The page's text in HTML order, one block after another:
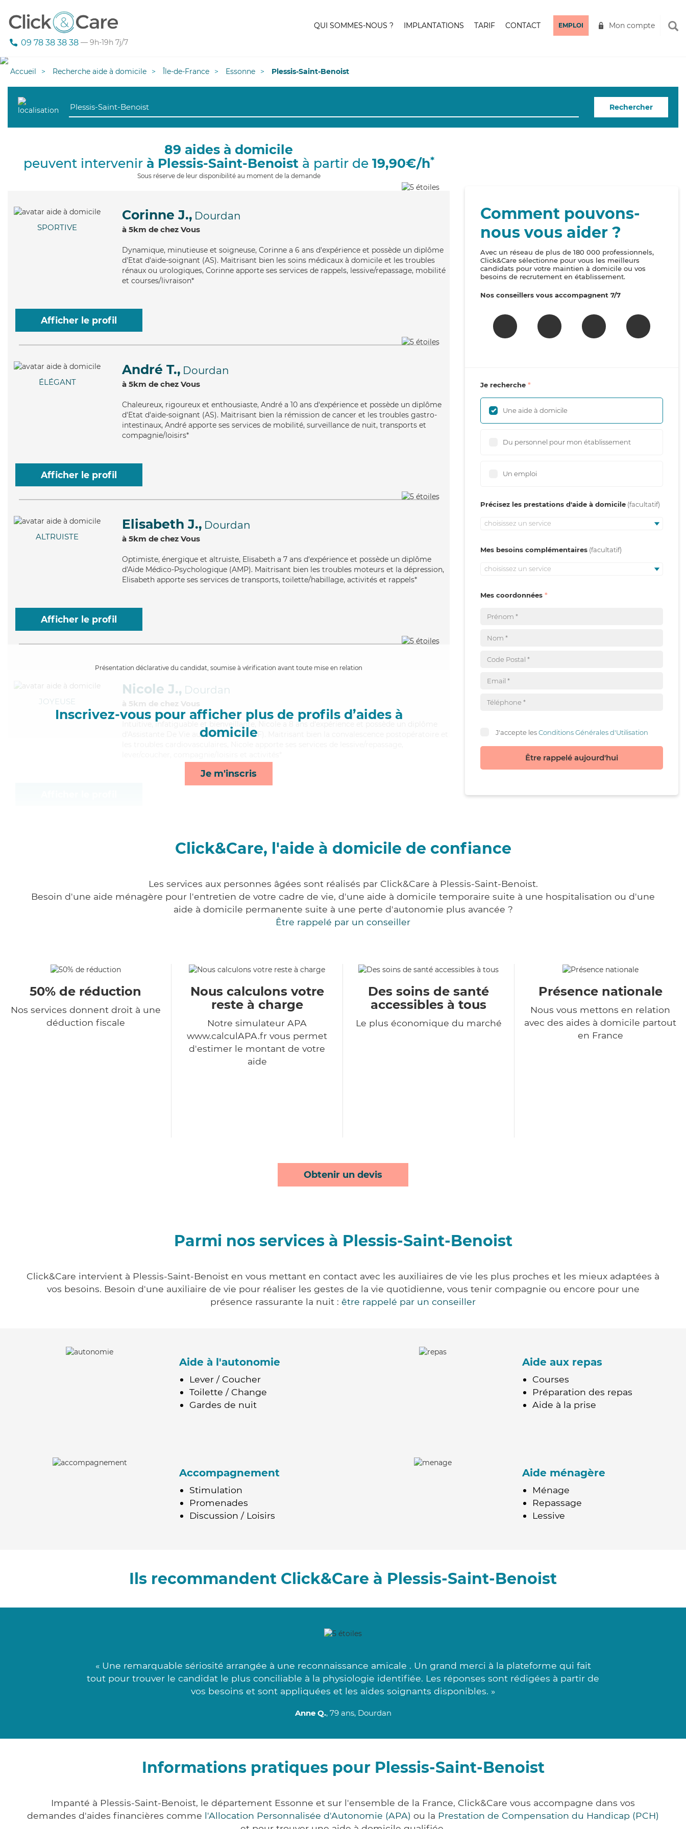
09 78 38 38 38 — 9h-19h 7j/7
QUI SOMMES-NOUS ? IMPLANTATIONS TARIF CONTACT EMPLOI Mon compte
Accueil Recherche aide à domicile Île-de-France Essonne Plessis-Saint-Benoist
Rechercher
89 aides à domicile
peuvent intervenir à Plessis-Saint-Benoistà partir de 19,90€/h*
Sous réserve de leur disponibilité au moment de la demande
SPORTIVE
Corinne J., Dourdan
à 5km de chez Vous
Dynamique, minutieuse et soigneuse, Corinne a 6 ans d'expérience et possède un diplôme
d'Etat d'aide-soignant (AS). Maitrisant bien les soins médicaux à domicile et les troubles
rénaux ou urologiques, Corinne apporte ses services de rappels, lessive/repassage, mobilité
et courses/livraison*
Afficher le profil
ÉLÉGANT
André T., Dourdan
à 5km de chez Vous
Chaleureux, rigoureux et enthousiaste, André a 10 ans d'expérience et possède un diplôme
d'Etat d'aide-soignant (AS). Maitrisant bien la rémission de cancer et les troubles gastro-
intestinaux, André apporte ses services de mobilité, surveillance de nuit, transports et
compagnie/loisirs*
Afficher le profil
ALTRUISTE
Elisabeth J., Dourdan
à 5km de chez Vous
Optimiste, énergique et altruiste, Elisabeth a 7 ans d'expérience et possède un diplôme
d'Aide Médico-Psychologique (AMP). Maitrisant bien les troubles moteurs et la dépression,
Elisabeth apporte ses services de transports, toilette/habillage, activités et rappels*
Afficher le profil
Présentation déclarative du candidat, soumise à vérification avant toute mise en relation
Inscrivez-vous pour afficher plus de profils d’aides à
domicile
Je m'inscris
JOYEUSE
Nicole J., Dourdan
à 5km de chez Vous
, infatiguable et bienveillante, Nicole a 8 ans d'expérience et possède un diplôme
d'Assistante De Vie aux Familles (ADVF). Maitrisant bien la convalescence postopératoire et
Comment pouvons-
nous vous aider ?
Avec un réseau de plus de 180 000 professionnels,
Click&Care sélectionne pour vous les meilleurs
candidats pour votre maintien à domicile ou vos
besoins de recrutement en établissement.
Nos conseillers vous accompagnent 7/7
Je recherche
Une aide à domicile
Du personnel pour mon établissement
Un emploi
Précisez les prestations d'aide à domicile
choisissez un service
Mes besoins complémentaires
choisissez un service
Mes coordonnées
J'accepte lesConditions Générales d'Utilisation
Être rappelé aujourd'hui
Click&Care, l'aide à domicile de confiance
Les services aux personnes âgées sont réalisés par Click&Care à Plessis-Saint-Benoist.
Besoin d'une aide ménagère pour l'entretien de votre cadre de vie, d'une aide à domicile temporaire suite à une hospitalisation ou d'une
aide à domicile permanente suite à une perte d'autonomie plus avancée ?
Être rappelé par un conseiller
50% de réduction
Nos services donnent droit à une
déduction fiscale
Nous calculons votre
reste à charge
Notre simulateur APA
www.calculAPA.fr vous permet
d'estimer le montant de votre
aide
Des soins de santé
accessibles à tous
Le plus économique du marché
Présence nationale
Nous vous mettons en relation
avec des aides à domicile partout
en France
Obtenir un devis
Parmi nos services à Plessis-Saint-Benoist
Click&Care intervient à Plessis-Saint-Benoist en vous mettant en contact avec les auxiliaires de vie les plus proches et les mieux adaptées à
vos besoins. Besoin d'une auxiliaire de vie pour réaliser les gestes de la vie quotidienne, vous tenir compagnie ou encore pour une
présence rassurante la nuit : être rappelé par un conseiller
Aide à l'autonomie
Lever / Coucher
Toilette / Change
Gardes de nuit
Aide aux repas
Courses
Préparation des repas
Aide à la prise
Accompagnement
Stimulation
Promenades
Discussion / Loisirs
Aide ménagère
Ménage
Repassage
Lessive
Ils recommandent Click&Care à Plessis-Saint-Benoist
« Une remarquable sériosité arrangée à une reconnaissance amicale . Un grand merci à la plateforme qui fait
tout pour trouver le candidat le plus conciliable à la physiologie identifiée. Les réponses sont rédigées à partir de
vos besoins et sont appliquées et les aides soignants disponibles. »
Anne Q., 79 ans, Dourdan
Informations pratiques pour Plessis-Saint-Benoist
Impanté à Plessis-Saint-Benoist, le département Essonne et sur l'ensemble de la France, Click&Care vous accompagne dans vos
demandes d'aides financières comme l'Allocation Personnalisée d'Autonomie (APA) ou la Prestation de Compensation du Handicap (PCH)